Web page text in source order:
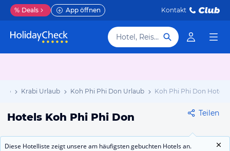
% Deals App öffnen Kontakt
Hotel, Reiseziel
Krabi Urlaub Koh Phi Phi Don Urlaub Koh Phi Phi Don Hotels
Hotels Koh Phi Phi Don Teilen
Diese Hotelliste zeigt unsere am häufigsten gebuchten Hotels an.